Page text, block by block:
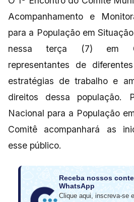
Acompanhamento e
para a População em
nessa terça (7) em
representantes de
estratégias de trabalho e
direitos dessa população.
Nacional para a População
Comitê acompanhará as
esse público.
Receba nossos
WhatsApp
Clique aqui, inscreva-se